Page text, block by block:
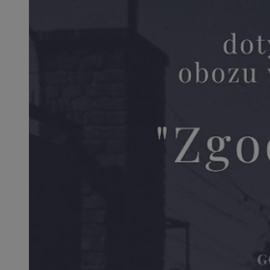
MvSessID
__cf_bm